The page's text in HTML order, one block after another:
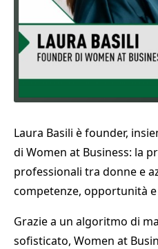
Laura Basili è founder,
di Women at Business: la
professionali tra donne e
competenze, opportunità e
Grazie a un algoritmo di
sofisticato, Women at